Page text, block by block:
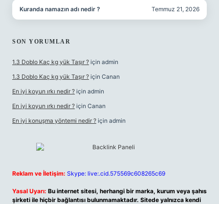
Kuranda namazın adı nedir ? Temmuz 21, 2026
SON YORUMLAR
1.3 Doblo Kaç kg yük Taşır ? için admin
1.3 Doblo Kaç kg yük Taşır ? için Canan
En iyi koyun ırkı nedir ? için admin
En iyi koyun ırkı nedir ? için Canan
En iyi konuşma yöntemi nedir ? için admin
Reklam ve İletişim: Skype: live:.cid.575569c608265c69
Yasal Uyarı: Bu internet sitesi, herhangi bir marka, kurum veya şahıs
şirketi ile hiçbir bağlantısı bulunmamaktadır. Sitede yalnızca kendi